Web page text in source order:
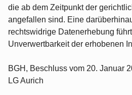
die ab dem Zeitpunkt der
angefallen sind. Eine
rechtswidrige Datenerhebung
Unverwertbarkeit der erhobenen
BGH, Beschluss vom 20. Januar
LG Aurich